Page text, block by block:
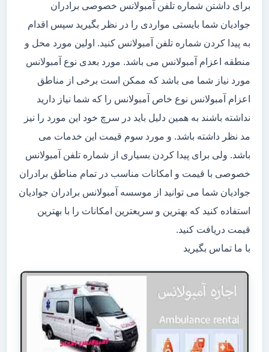
برای داشتن شماره تلفن آمبولانس خصوصی برادران
جوادیان شما بایستی مواردی را در نظر بگیرید سپس اقدام
به پیدا کردن شماره تلفن آمبولانس کنید. اولین مورد محل و
منطقه اعزام آمبولانس می باشد. مورد بعدی نوع آمبولانس
مورد نیاز شما می باشد که ممکن است برخی از مناطق
اعزام آمبولانس نوع خاص آمبولانس را که شما نیاز دارید
نداشته باشند به همین دلیل باید در سرچ خود این مورد را نیز
مد نظر داشته باشد. و مورد سوم قیمت این خدمات می
باشد. ولی برای پیدا کردن بسیاری از شماره تلفن آمبولانس
خصوصی با قیمت و امکانات مناسب در تمام مناطق برادران
جوادیان شما می توانید از موسسه آمبولانس برادران جوادیان
استفاده کنید که بهترین و سریعترین امکانات را با بهترین
قیمت دریافت کنید.
با ما تماس بگیرید